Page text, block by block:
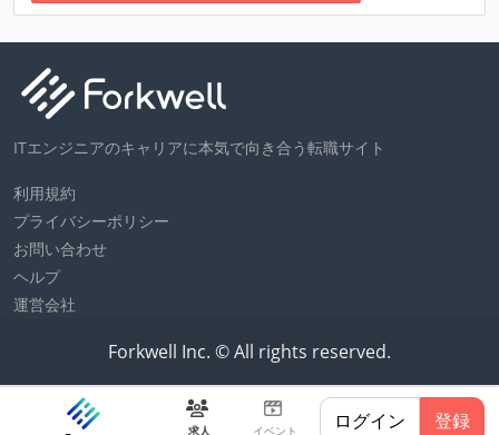
求人 イベント ログイン 登録
ITエンジニアのキャリアに本気で向き合う転職サイト
利用規約
プライバシーポリシー
お問い合わせ
ヘルプ
運営会社
Forkwell Inc. © All rights reserved.